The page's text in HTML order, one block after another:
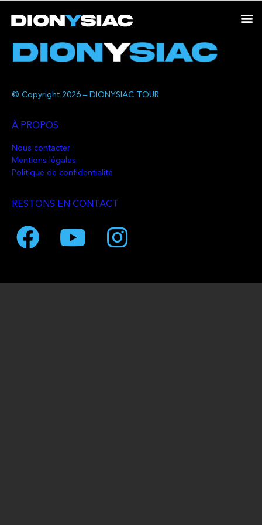
© Copyright 2026 – DIONYSIAC TOUR
À PROPOS
Nous contacter
Mentions légales
Politique de confidentialité
RESTONS EN CONTACT